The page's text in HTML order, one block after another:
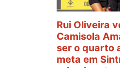
Rui Oliveira
Camisola
ser o quarto
meta em